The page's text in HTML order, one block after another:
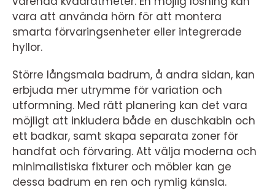
vara att använda hörn för att montera
smarta förvaringsenheter eller integrerade
hyllor.
Större långsmala badrum, å andra sidan, kan
erbjuda mer utrymme för variation och
utformning. Med rätt planering kan det vara
möjligt att inkludera både en duschkabin och
ett badkar, samt skapa separata zoner för
handfat och förvaring. Att välja moderna och
minimalistiska fixturer och möbler kan ge
dessa badrum en ren och rymlig känsla.